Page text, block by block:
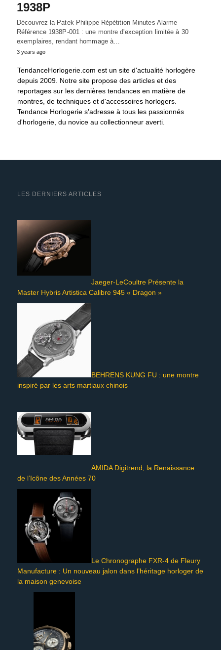
1938P
Découvrez la Patek Philippe Répétition Minutes Alarme
Référence 1938P-001 : une montre d'exception limitée à 30
exemplaires, rendant hommage à…
3 years ago
TendanceHorlogerie.com est un site d'actualité horlogère
depuis 2009. Notre site propose des articles et des
reportages sur les dernières tendances en matière de
montres, de techniques et d'accessoires horlogers.
Tendance Horlogerie s'adresse à tous les passionnés
d'horlogerie, du novice au collectionneur averti.
LES DERNIERS ARTICLES
Jaeger-LeCoultre Présente la
Master Hybris Artistica Calibre 945 « Dragon »
BEHRENS KUNG FU : une montre
inspiré par les arts martiaux chinois
AMIDA Digitrend, la Renaissance
de l’Icône des Années 70
Le Chronographe FXR-4 de Fleury
Manufacture : Un nouveau jalon dans l’héritage horloger de
la maison genevoise